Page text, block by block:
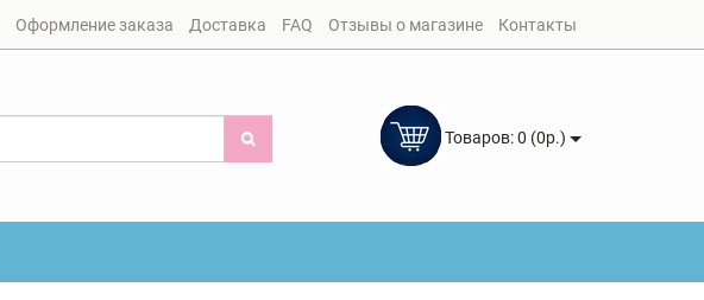
Оформление заказа Доставка FAQ Отзывы о магазине Контакты
Товаров: 0 (0р.)